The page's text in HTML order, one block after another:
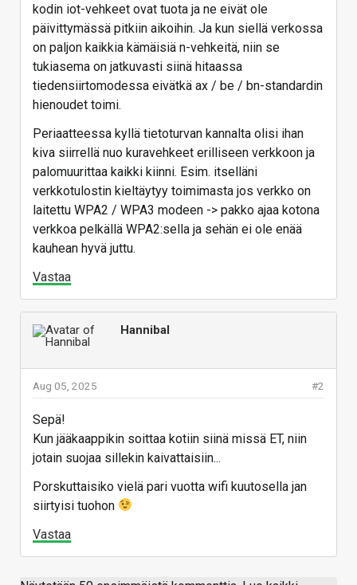
kodin iot-vehkeet ovat tuota ja ne eivät ole
päivittymässä pitkiin aikoihin. Ja kun siellä verkossa
on paljon kaikkia kämäisiä n-vehkeitä, niin se
tukiasema on jatkuvasti siinä hitaassa
tiedensiirtomodessa eivätkä ax / be / bn-standardin
hienoudet toimi.
Periaatteessa kyllä tietoturvan kannalta olisi ihan
kiva siirrellä nuo kuravehkeet erilliseen verkkoon ja
palomuurittaa kaikki kiinni. Esim. itselläni
verkkotulostin kieltäytyy toimimasta jos verkko on
laitettu WPA2 / WPA3 modeen -> pakko ajaa kotona
verkkoa pelkällä WPA2:sella ja sehän ei ole enää
kauhean hyvä juttu.
Vastaa
Hannibal
#2
Aug 05, 2025
Sepä!
Kun jääkaappikin soittaa kotiin siinä missä ET, niin
jotain suojaa sillekin kaivattaisiin...
Porskuttaisiko vielä pari vuotta wifi kuutosella jan
siirtyisi tuohon
Vastaa